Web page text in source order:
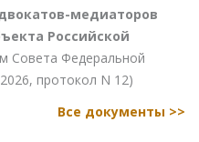
медиаторов
Российской
Совета Федеральной
протокол N 12)
Все документы >>